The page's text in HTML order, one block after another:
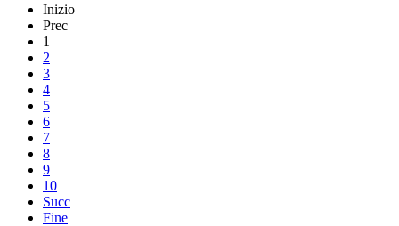
Inizio
Prec
1
2
3
4
5
6
7
8
9
10
Succ
Fine